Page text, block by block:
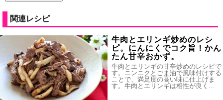
関連レシピ
牛肉とエリンギ炒めのレシ
ピ。にんにくでコク旨！かん
たん甘辛おかず。
牛肉とエリンギの甘辛炒めのレシピで
す。ニンニクとごま油で風味付けする
ことで、満足度の高い味に仕上げま
す。牛肉とエリンギは相性が良く…